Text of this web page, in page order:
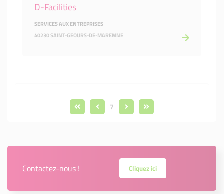
D-Facilities
SERVICES AUX ENTREPRISES
40230 SAINT-GEOURS-DE-MAREMNE
7
Contactez-nous ! Cliquez ici